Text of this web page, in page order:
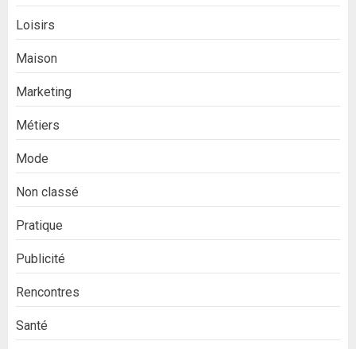
Loisirs
Maison
Marketing
Métiers
Mode
Non classé
Pratique
Publicité
Rencontres
Santé